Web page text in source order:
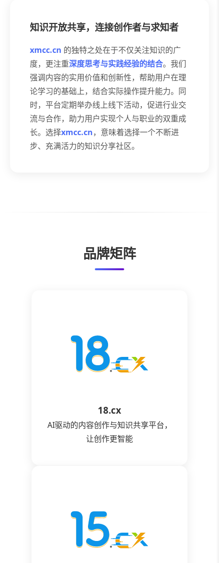
知识开放共享，连接创作者与求知者
xmcc.cn 的独特之处在于不仅关注知识的广
度，更注重深度思考与实践经验的结合。我们
强调内容的实用价值和创新性，帮助用户在理
论学习的基础上，结合实际操作提升能力。同
时，平台定期举办线上线下活动，促进行业交
流与合作，助力用户实现个人与职业的双重成
长。选择xmcc.cn，意味着选择一个不断进
步、充满活力的知识分享社区。
品牌矩阵
18.cx
AI驱动的内容创作与知识共享平台，
让创作更智能